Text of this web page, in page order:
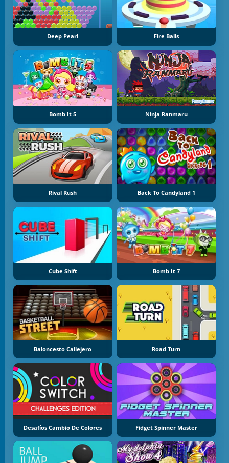
Deep Pearl Fire Balls
Bomb It 5 Ninja Ranmaru
Rival Rush Back To Candyland 1
Cube Shift Bomb It 7
Baloncesto Callejero Road Turn
Desafíos Cambio De Colores Fidget Spinner Master